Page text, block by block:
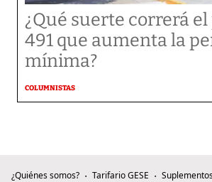
¿Qué suerte correrá
491 que aumenta la
mínima?
COLUMNISTAS
¿Quiénes somos? Tarifario GESE